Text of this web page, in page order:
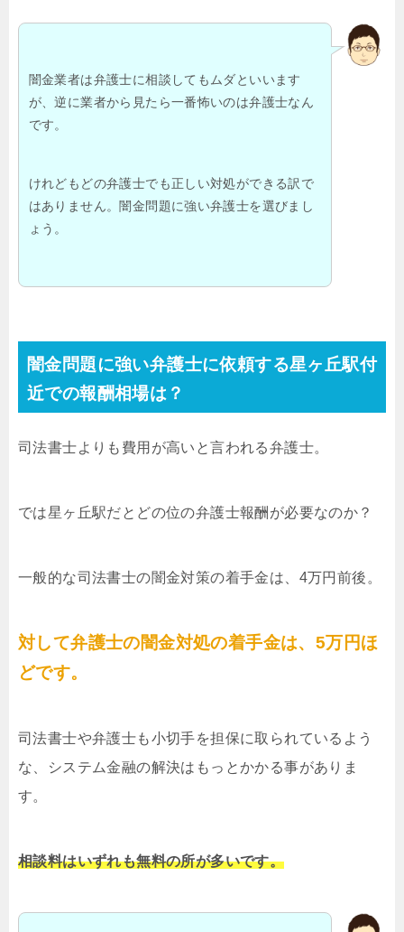
闇金業者は弁護士に相談してもムダといいます
が、逆に業者から見たら一番怖いのは弁護士なん
です。
けれどもどの弁護士でも正しい対処ができる訳で
はありません。闇金問題に強い弁護士を選びまし
ょう。
闇金問題に強い弁護士に依頼する星ヶ丘駅付
近での報酬相場は？
司法書士よりも費用が高いと言われる弁護士。
では星ヶ丘駅だとどの位の弁護士報酬が必要なのか？
一般的な司法書士の闇金対策の着手金は、4万円前後。
対して弁護士の闇金対処の着手金は、5万円ほ
どです。
司法書士や弁護士も小切手を担保に取られているよう
な、システム金融の解決はもっとかかる事がありま
す。
相談料はいずれも無料の所が多いです。